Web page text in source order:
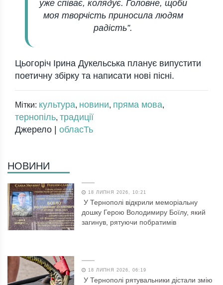
уже співає, колядує. Головне, щоби
моя творчість приносила людям
радість”.
Цьогоріч Ірина Дукельська планує випустити
поетичну збірку та написати нові пісні.
Мітки: культура, новини, пряма мова,
тернопіль, традиції
Джерело | обласТь
НОВИНИ
18 ЛИПНЯ 2026, 10:21
У Тернополі відкрили меморіальну
дошку Герою Володимиру Боїлу, який
загинув, рятуючи побратимів
18 ЛИПНЯ 2026, 06:19
У Тернополі рятувальники дістали змію